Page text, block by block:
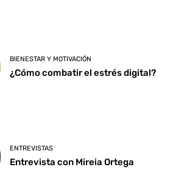
BIENESTAR Y MOTIVACIÓN
¿Cómo combatir el estrés digital?
ENTREVISTAS
Entrevista con Mireia Ortega